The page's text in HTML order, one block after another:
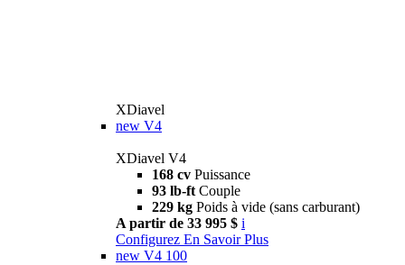
XDiavel
new V4
XDiavel V4
168 cv Puissance
93 lb-ft Couple
229 kg Poids à vide (sans carburant)
A partir de 33 995 $ i
Configurez En Savoir Plus
new V4 100